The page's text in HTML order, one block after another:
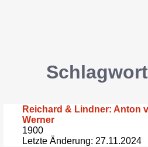
Reichard & Lindner: Anton
Werner
1900
Letzte Änderung: 27.11.2024